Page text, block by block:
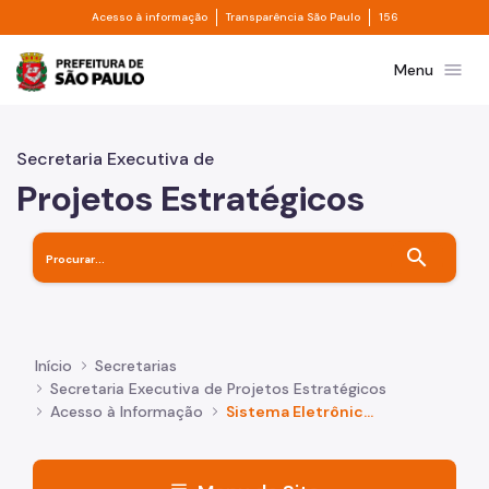
Pular para o Conteúdo principal
Acesso à informação Divisor de acesso à informação
Transparência São Paulo Divisor de
156
Prefeitura de São PauloMenu menu
Secretaria Executiva de
Projetos Estratégicos
search
Início
Secretarias
Secretaria Executiva de Projetos Estratégicos
Acesso à Informação
Sistema Eletrônico de Informação ao Cidadão - e-SIC